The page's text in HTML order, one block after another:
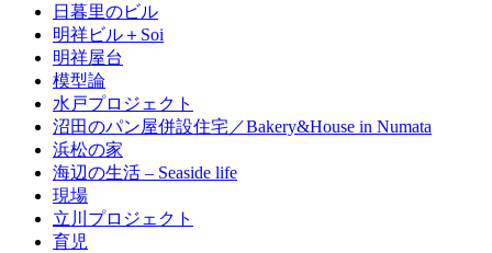
日暮里のビル
明祥ビル＋Soi
明祥屋台
模型論
水戸プロジェクト
沼田のパン屋併設住宅／Bakery&House in Numata
浜松の家
海辺の生活 – Seaside life
現場
立川プロジェクト
育児